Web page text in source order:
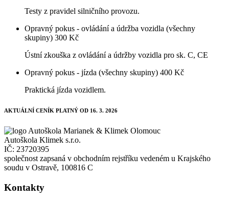
Testy z pravidel silničního provozu.
Opravný pokus - ovládání a údržba vozidla (všechny
skupiny) 300 Kč
Ústní zkouška z ovládání a údržby vozidla pro sk. C, CE
Opravný pokus - jízda (všechny skupiny) 400 Kč
Praktická jízda vozidlem.
AKTUÁLNÍ CENÍK PLATNÝ OD 16. 3. 2026
Autoškola Klimek s.r.o.
IČ: 23720395
společnost zapsaná v obchodním rejstříku vedeném u Krajského
soudu v Ostravě, 100816 C
Kontakty